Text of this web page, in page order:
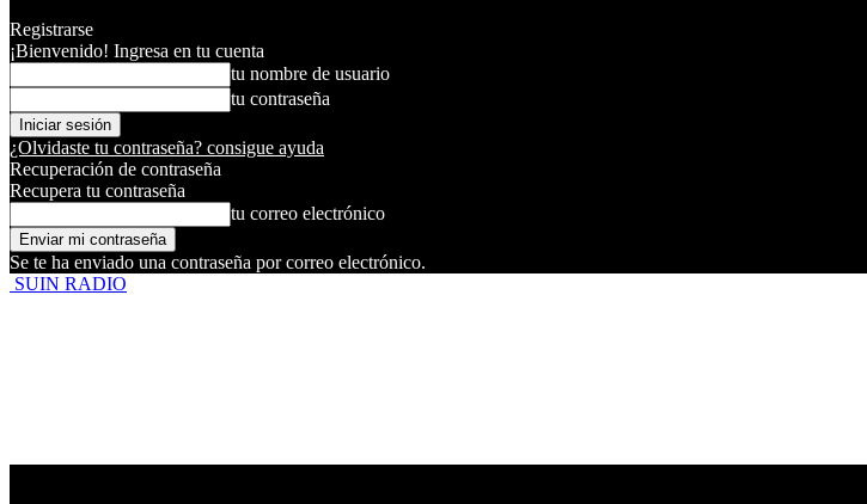
Registrarse
¡Bienvenido! Ingresa en tu cuenta
tu nombre de usuario
tu contraseña
¿Olvidaste tu contraseña? consigue ayuda
Recuperación de contraseña
Recupera tu contraseña
tu correo electrónico
Se te ha enviado una contraseña por correo electrónico.
SUIN RADIO